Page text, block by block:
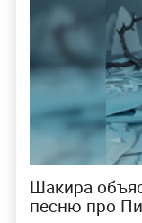
Шакира
песню про